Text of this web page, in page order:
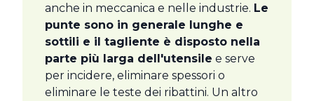
anche in meccanica e nelle industrie. Le
punte sono in generale lunghe e
sottili e il tagliente è disposto nella
parte più larga dell'utensile e serve
per incidere, eliminare spessori o
eliminare le teste dei ribattini. Un altro